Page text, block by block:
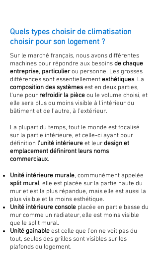
Quels types choisir de climatisation
choisir pour son logement ?
Sur le marché français, nous avons différentes
machines pour répondre aux besoinsde chaque
entreprise, particulierou personne. Les grosses
différences sont essentiellementesthétiques. La
composition dessystèmesest en deux parties,
l'une pour refroidir la pièceou le volume choisi, et
elle sera plus ou moins visible à l'intérieur du
bâtiment et de l'autre, à l'extérieur.
La plupart du temps, tout le monde est focalisé
sur la partie intérieure, et celle-ci ayant pour
définition l'unité intérieureet leurdesign et
emplacement définiront leurs noms
commerciaux.
Unité intérieure murale, communément appelée
split mural, elle est placée sur la partie haute du
mur et est la plus répandue, mais elle est aussi la
plus visible et la moins esthétique.
Unité intérieure console placée en partie basse du
mur comme un radiateur, elle est moins visible
que le split mural.
Unité gainableest celle que l'on ne voit pas du
tout, seules des grilles sont visibles sur les
plafonds du logement.